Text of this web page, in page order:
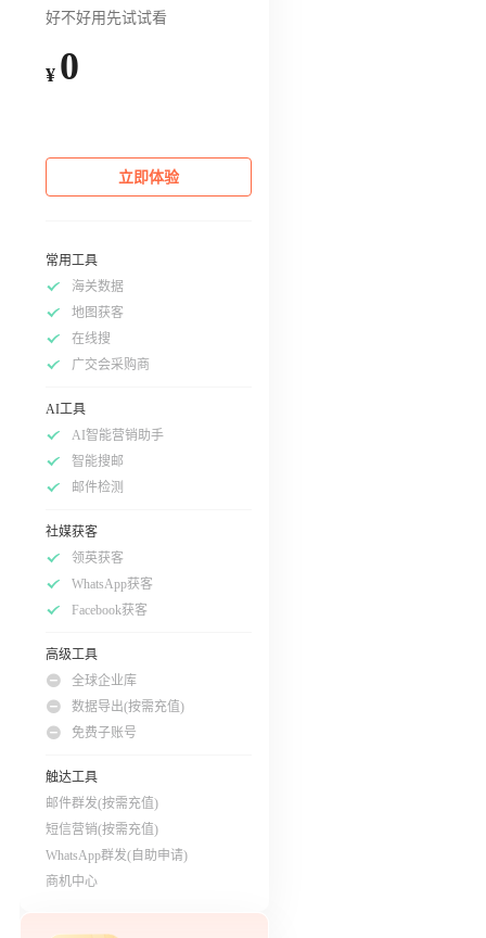
好不好用先试试看
¥ 0
立即体验
常用工具
海关数据
地图获客
在线搜
广交会采购商
AI工具
AI智能营销助手
智能搜邮
邮件检测
社媒获客
领英获客
WhatsApp获客
Facebook获客
高级工具
全球企业库
数据导出(按需充值)
免费子账号
触达工具
邮件群发(按需充值)
短信营销(按需充值)
WhatsApp群发(自助申请)
商机中心